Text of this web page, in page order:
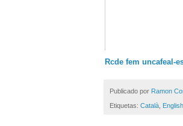
Rcde fem uncafeal-
Publicado por Ramon
Etiquetas: Català English